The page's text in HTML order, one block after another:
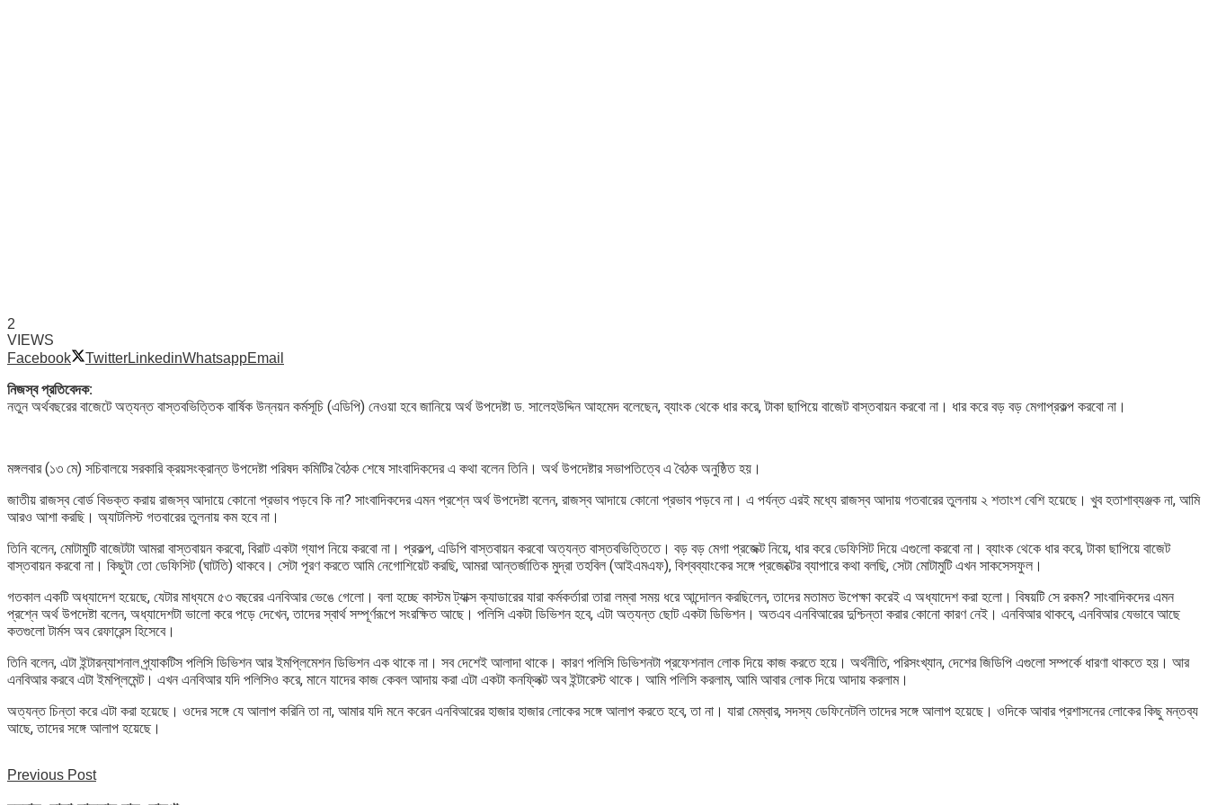
2
VIEWS
Facebook
TwitterLinkedinWhatsappEmail
নিজস্ব প্রতিবেদক:
নতুন অর্থবছরের বাজেটে অত্যন্ত বাস্তবভিত্তিক বার্ষিক উন্নয়ন কর্মসূচি (এডিপি) নেওয়া হবে জানিয়ে অর্থ উপদেষ্টা ড. সালেহউদ্দিন আহমেদ বলেছেন, ব্যাংক থেকে ধার করে, টাকা ছাপিয়ে বাজেট বাস্তবায়ন করবো না। ধার করে বড় বড় মেগাপ্রকল্প করবো না।
মঙ্গলবার (১৩ মে) সচিবালয়ে সরকারি ক্রয়সংক্রান্ত উপদেষ্টা পরিষদ কমিটির বৈঠক শেষে সাংবাদিকদের এ কথা বলেন তিনি। অর্থ উপদেষ্টার সভাপতিত্বে এ বৈঠক অনুষ্ঠিত হয়।
জাতীয় রাজস্ব বোর্ড বিভক্ত করায় রাজস্ব আদায়ে কোনো প্রভাব পড়বে কি না? সাংবাদিকদের এমন প্রশ্নে অর্থ উপদেষ্টা বলেন, রাজস্ব আদায়ে কোনো প্রভাব পড়বে না। এ পর্যন্ত এরই মধ্যে রাজস্ব আদায় গতবারের তুলনায় ২ শতাংশ বেশি হয়েছে। খুব হতাশাব্যঞ্জক না, আমি
আরও আশা করছি। অ্যাটলিস্ট গতবারের তুলনায় কম হবে না।
তিনি বলেন, মোটামুটি বাজেটটা আমরা বাস্তবায়ন করবো, বিরাট একটা গ্যাপ নিয়ে করবো না। প্রকল্প, এডিপি বাস্তবায়ন করবো অত্যন্ত বাস্তবভিত্তিতে। বড় বড় মেগা প্রজেক্ট নিয়ে, ধার করে ডেফিসিট দিয়ে এগুলো করবো না। ব্যাংক থেকে ধার করে, টাকা ছাপিয়ে বাজেট
বাস্তবায়ন করবো না। কিছুটা তো ডেফিসিট (ঘাটতি) থাকবে। সেটা পূরণ করতে আমি নেগোশিয়েট করছি, আমরা আন্তর্জাতিক মুদ্রা তহবিল (আইএমএফ), বিশ্বব্যাংকের সঙ্গে প্রজেক্টের ব্যাপারে কথা বলছি, সেটা মোটামুটি এখন সাকসেসফুল।
গতকাল একটি অধ্যাদেশ হয়েছে, যেটার মাধ্যমে ৫৩ বছরের এনবিআর ভেঙে গেলো। বলা হচ্ছে কাস্টম ট্যাক্স ক্যাডারের যারা কর্মকর্তারা তারা লম্বা সময় ধরে আন্দোলন করছিলেন, তাদের মতামত উপেক্ষা করেই এ অধ্যাদেশ করা হলো। বিষয়টি সে রকম? সাংবাদিকদের এমন
প্রশ্নে অর্থ উপদেষ্টা বলেন, অধ্যাদেশটা ভালো করে পড়ে দেখেন, তাদের স্বার্থ সম্পূর্ণরূপে সংরক্ষিত আছে। পলিসি একটা ডিভিশন হবে, এটা অত্যন্ত ছোট একটা ডিভিশন। অতএব এনবিআরের দুশ্চিন্তা করার কোনো কারণ নেই। এনবিআর থাকবে, এনবিআর যেভাবে আছে
কতগুলো টার্মস অব রেফারেন্স হিসেবে।
তিনি বলেন, এটা ইন্টারন্যাশনাল প্র্যাকটিস পলিসি ডিভিশন আর ইমপ্লিমেশন ডিভিশন এক থাকে না। সব দেশেই আলাদা থাকে। কারণ পলিসি ডিভিশনটা প্রফেশনাল লোক দিয়ে কাজ করতে হয়ে। অর্থনীতি, পরিসংখ্যান, দেশের জিডিপি এগুলো সম্পর্কে ধারণা থাকতে হয়। আর
এনবিআর করবে এটা ইমপ্লিমেন্ট। এখন এনবিআর যদি পলিসিও করে, মানে যাদের কাজ কেবল আদায় করা এটা একটা কনফ্লিক্ট অব ইন্টারেস্ট থাকে। আমি পলিসি করলাম, আমি আবার লোক দিয়ে আদায় করলাম।
অত্যন্ত চিন্তা করে এটা করা হয়েছে। ওদের সঙ্গে যে আলাপ করিনি তা না, আমার যদি মনে করেন এনবিআরের হাজার হাজার লোকের সঙ্গে আলাপ করতে হবে, তা না। যারা মেম্বার, সদস্য ডেফিনেটলি তাদের সঙ্গে আলাপ হয়েছে। ওদিকে আবার প্রশাসনের লোকের কিছু মন্তব্য
আছে, তাদের সঙ্গে আলাপ হয়েছে।
Previous Post